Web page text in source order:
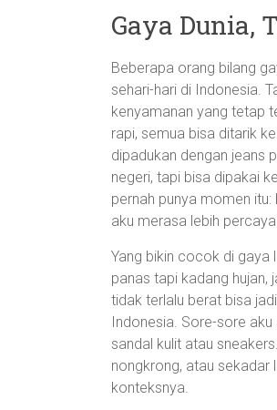
Gaya Dunia,
Beberapa orang bilang
sehari-hari di Indonesia.
kenyamanan yang tetap
rapi, semua bisa ditarik
dipadukan dengan jeans
negeri, tapi bisa dipakai
pernah punya momen
aku merasa lebih
Yang bikin cocok di gaya
panas tapi kadang hujan,
tidak terlalu berat bisa
Indonesia. Sore-sore
sandal kulit atau
nongkrong, atau sekadar
konteksnya.